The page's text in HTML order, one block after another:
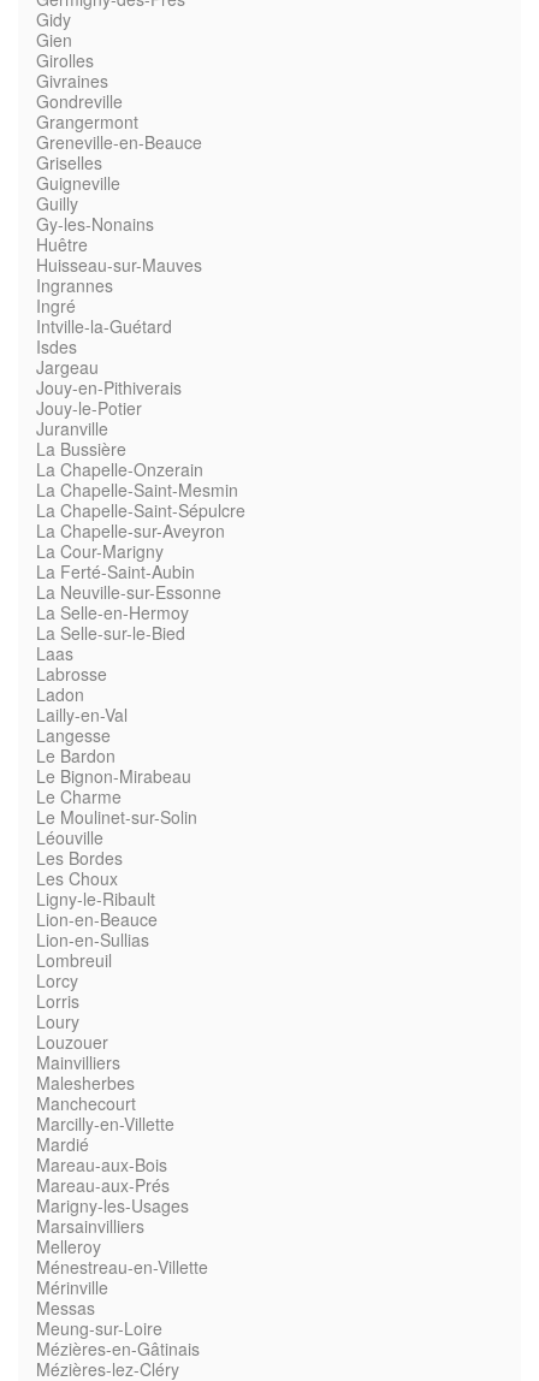
Gidy
Gien
Girolles
Givraines
Gondreville
Grangermont
Greneville-en-Beauce
Griselles
Guigneville
Guilly
Gy-les-Nonains
Huêtre
Huisseau-sur-Mauves
Ingrannes
Ingré
Intville-la-Guétard
Isdes
Jargeau
Jouy-en-Pithiverais
Jouy-le-Potier
Juranville
La Bussière
La Chapelle-Onzerain
La Chapelle-Saint-Mesmin
La Chapelle-Saint-Sépulcre
La Chapelle-sur-Aveyron
La Cour-Marigny
La Ferté-Saint-Aubin
La Neuville-sur-Essonne
La Selle-en-Hermoy
La Selle-sur-le-Bied
Laas
Labrosse
Ladon
Lailly-en-Val
Langesse
Le Bardon
Le Bignon-Mirabeau
Le Charme
Le Moulinet-sur-Solin
Léouville
Les Bordes
Les Choux
Ligny-le-Ribault
Lion-en-Beauce
Lion-en-Sullias
Lombreuil
Lorcy
Lorris
Loury
Louzouer
Mainvilliers
Malesherbes
Manchecourt
Marcilly-en-Villette
Mardié
Mareau-aux-Bois
Mareau-aux-Prés
Marigny-les-Usages
Marsainvilliers
Melleroy
Ménestreau-en-Villette
Mérinville
Messas
Meung-sur-Loire
Mézières-en-Gâtinais
Mézières-lez-Cléry